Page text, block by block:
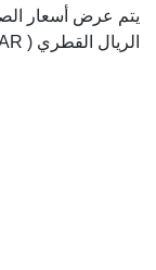
الريال القطري ( QAR) وفقا لأحدث أسعار الصرف.